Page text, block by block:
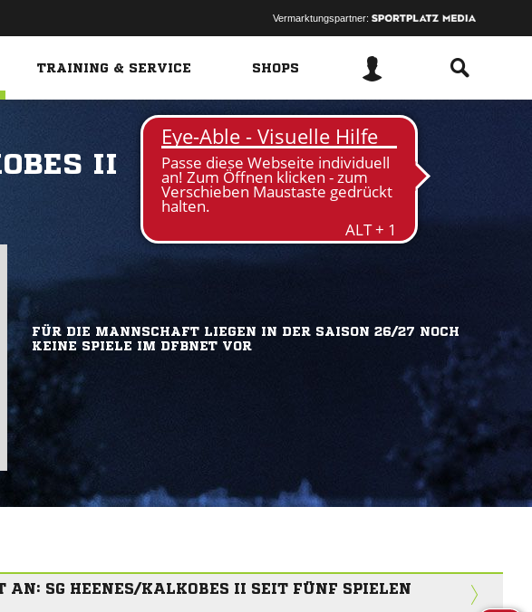
Vermarktungspartner:
TRAINING & SERVICE SHOPS
II
FÜR DIE MANNSCHAFT LIEGEN IN DER SAISON 26/27 NOCH
KEINE SPIELE IM DFBNET VOR
AN: SG HEENES/KALKOBES II SEIT FÜNF SPIELEN